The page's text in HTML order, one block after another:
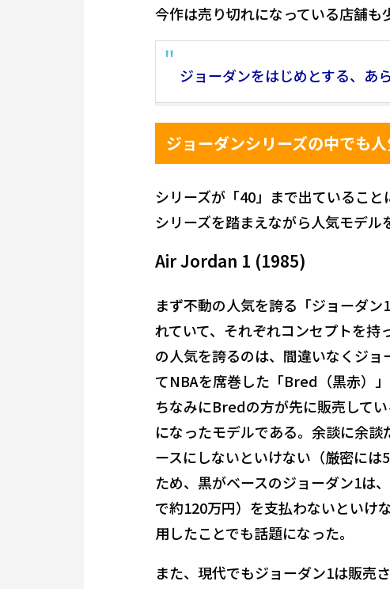
今作は売り切れになっている店舗も
ジョーダンをはじめとする、あ
ジョーダンシリーズの中でも
シリーズが「40」まで出ているこ
シリーズを踏まえながら人気モデル
Air Jordan 1 (1985)
まず不動の人気を誇る「ジョーダ
れていて、それぞれコンセプトを
の人気を誇るのは、間違いなくジ
てNBAを席巻した「Bred（黒赤）
ちなみにBredの方が先に販売して
になったモデルである。余談に余
ースにしないといけない（厳密に
ため、黒がベースのジョーダン1は
で約120万円）を支払わないといけ
用したことでも話題になった。
また、現代でもジョーダン1は販売